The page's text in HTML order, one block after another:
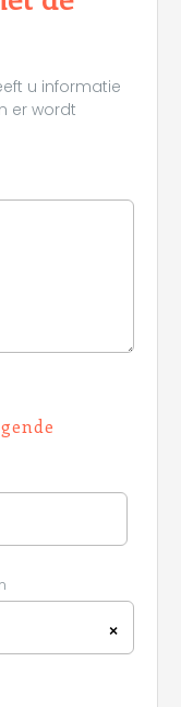
u informatie
er wordt
×